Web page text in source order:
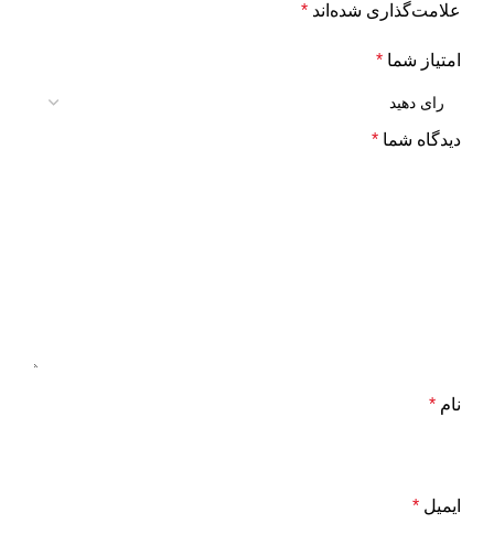
علامت‌گذاری شده‌اند *
امتیاز شما *
دیدگاه شما *
نام *
ایمیل *